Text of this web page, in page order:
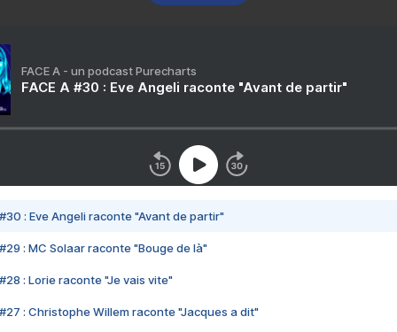
FACE A - un podcast Purecharts
FACE A #30 : Eve Angeli raconte "Avant de partir"
#30 : Eve Angeli raconte "Avant de partir"
#29 : MC Solaar raconte "Bouge de là"
#28 : Lorie raconte "Je vais vite"
#27 : Christophe Willem raconte "Jacques a dit"